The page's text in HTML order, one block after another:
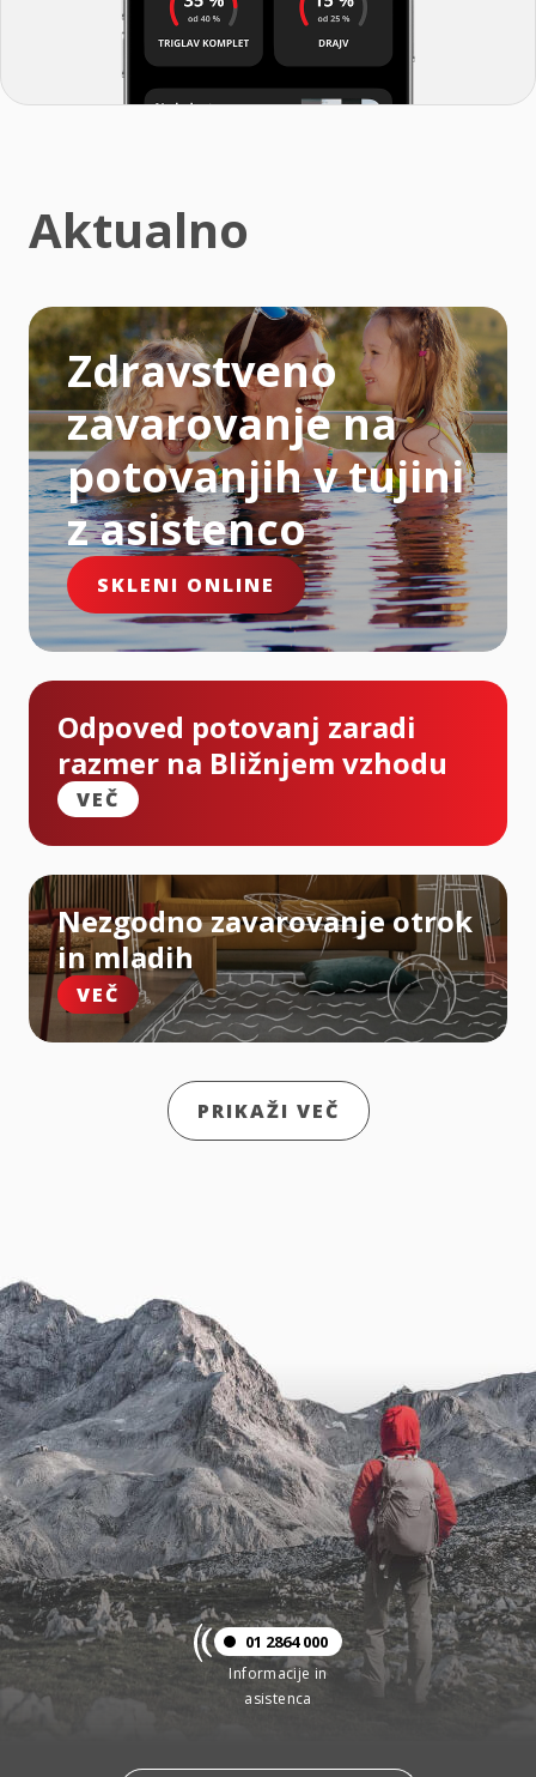
Aktualno
Zdravstveno
zavarovanje na
potovanjih v tujini
z asistenco
SKLENI ONLINE
Odpoved potovanj zaradi
razmer na Bližnjem vzhodu
VEČ
Nezgodno zavarovanje otrok
in mladih
VEČ
PRIKAŽI VEČ
01 2864 000
Informacije in
asistenca